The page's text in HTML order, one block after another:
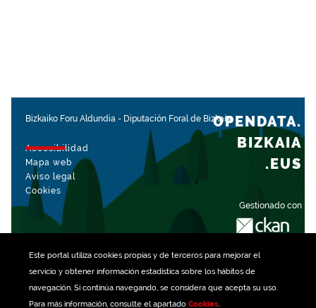
Este portal utiliza cookiespropias y de terceros para mejorar el
servicio y obtener información estadística sobre los hábitos de
navegación. Si continúa navegando, se considera que acepta su uso.
Para más información, consulte el apartado Cookies.
Bizkaiko Foru Aldundia - Diputación Foral de Bizkaia
Accesibilidad
Mapa web
Aviso legal
Cookies
Gestionado con
OPENDATA.
BIZKAIA
.EUS